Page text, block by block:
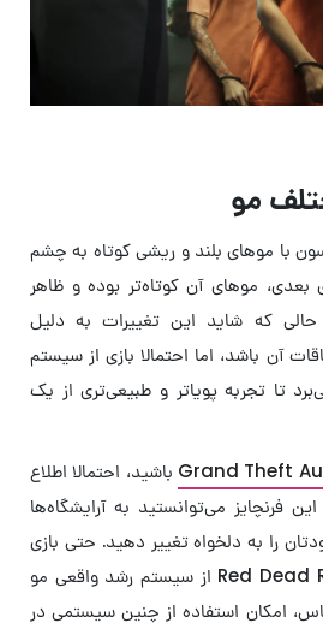
با موهای بلند و ریشی کوتاه به چشم
موهای آن کوتاه‌تر بوده و ظاهر
که شاید این تغییرات به دلیل
آن باشد، اما احتمالا بازی از سیستم
تا تجربه پویا‌تر و طبیعی‌تری از یک
Grand Theft باشید، احتمالا اطلاع
فرنچایز می‌توانستید به آرایشگاه‌ها
را به دلخواه تغییر دهید. حتی بازی
محبوب Red Dead Redemption 2 از سیستم رشد واقعی مو
امکان استفاده از چنین سیستمی در